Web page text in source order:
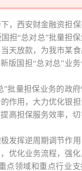
，西安财金融资担
担“总对总”批量担
天放款，为我市某食
版国担“总对总”业
批量担保业务的政府
作用，大力优化银
高担保服务效率，
发挥逆周期调节作
优化业务流程，强
点领域和重点行业支